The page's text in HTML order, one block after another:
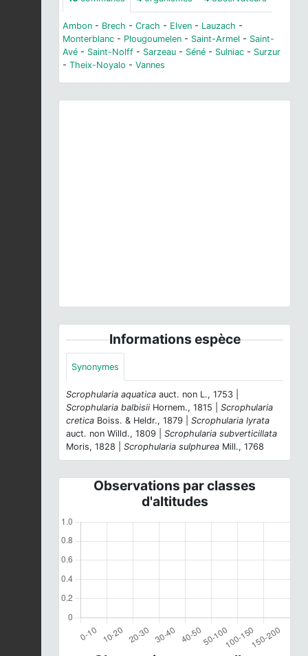
Ambon - Brech - Crach - Elven - Lauzach -
Monterblanc - Plougoumelen - Saint-Armel - Saint-
Avé - Saint-Nolff - Sarzeau - Séné - Sulniac - Surzur
- Theix-Noyalo - Vannes
Informations espèce
Synonymes
Scrophularia aquatica auct. non L., 1753 |
Scrophularia balbisii Hornem., 1815 | Scrophularia
cretica Boiss. & Heldr., 1879 | Scrophularia lyrata
auct. non Willd., 1809 | Scrophularia subverticillata
Moris, 1828 | Scrophularia sulphurea Mill., 1768
Observations par classes
d'altitudes